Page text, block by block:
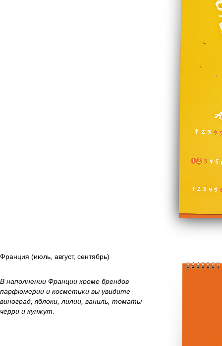
Франция (июль, август, сентябрь)
В наполнении Франции кроме брендов
парфюмерии и косметики вы увидите
виноград, яблоки, лилии, ваниль, томаты
черри и кунжут.